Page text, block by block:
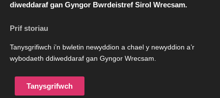
diweddaraf gan Gyngor Bwrdeistref Sirol Wrecsam.
Prif storiau
Tanysgrifiwch i’n bwletin newyddion a chael y newyddion a’r
wybodaeth ddiweddaraf gan Gyngor Wrecsam.
Tanysgrifwch